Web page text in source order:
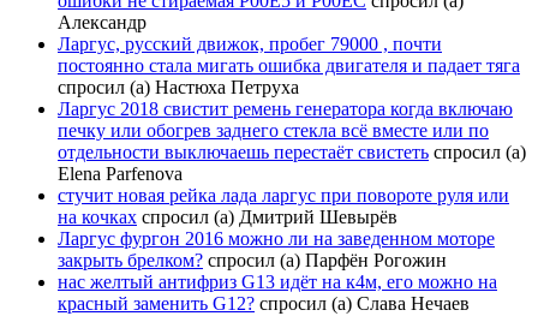
Александр
Ларгус, русский движок, пробег 79000 , почти
постоянно стала мигать ошибка двигателя и падает тяга
спросил (а) Настюха Петруха
Ларгус 2018 свистит ремень генератора когда включаю
печку или обогрев заднего стекла всё вместе или по
отдельности выключаешь перестаёт свистеть спросил (а)
Elena Parfenova
стучит новая рейка лада ларгус при повороте руля или
на кочках спросил (а) Дмитрий Шевырёв
Ларгус фургон 2016 можно ли на заведенном моторе
закрыть брелком? спросил (а) Парфён Рогожин
нас желтый антифриз G13 идёт нa к4м, его можно на
красный заменить G12? спросил (а) Слава Нечаев